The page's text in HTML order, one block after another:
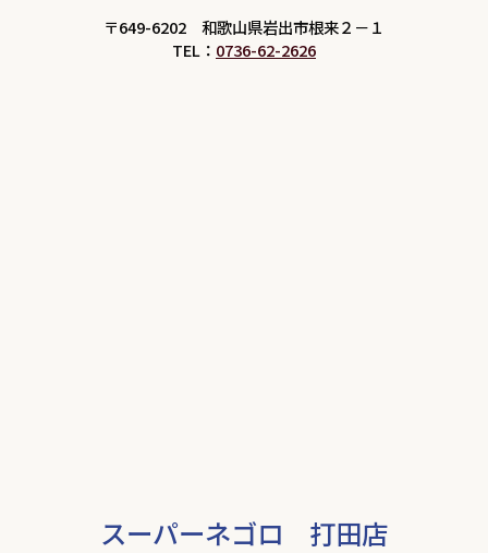
〒649-6202 和歌山県岩出市根来２－１
TEL： 0736-62-2626
スーパーネゴロ 打田店